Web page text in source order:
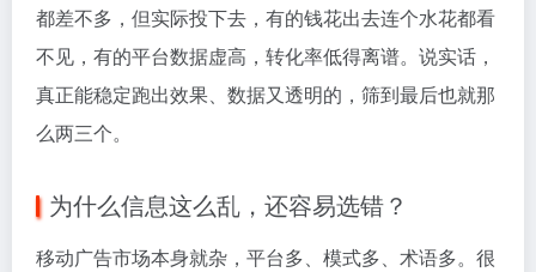
都差不多，但实际投下去，有的钱花出去连个水花都看
不见，有的平台数据虚高，转化率低得离谱。说实话，
真正能稳定跑出效果、数据又透明的，筛到最后也就那
么两三个。
为什么信息这么乱，还容易选错？
移动广告市场本身就杂，平台多、模式多、术语多。很